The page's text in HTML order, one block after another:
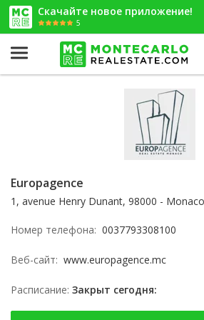
Скачайте новое приложение!
5
Europagence
1, avenue Henry Dunant, 98000 - Monaco
Номер телефона: 0037793308100
Веб-сайт: www.europagence.mc
Расписание: Закрыт сегодня:
воскресенье: